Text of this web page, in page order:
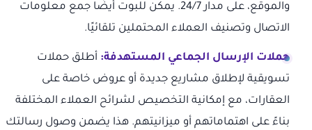
والموقع، على مدار 24/7. يمكن للبوت أيضًا جمع معلومات
الاتصال وتصنيف العملاء المحتملين تلقائيًا.
حملات الإرسال الجماعي المستهدفة: أطلق حملات
تسويقية لإطلاق مشاريع جديدة أو عروض خاصة على
العقارات، مع إمكانية التخصيص لشرائح العملاء المختلفة
بناءً على اهتماماتهم أو ميزانيتهم. هذا يضمن وصول رسالتك